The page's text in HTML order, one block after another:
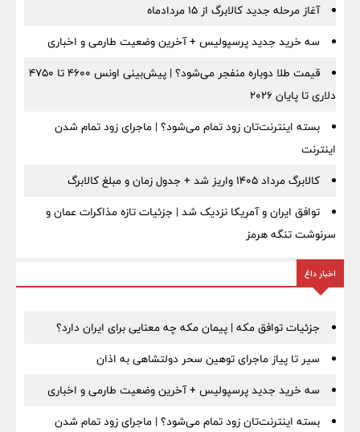
آغاز مرحله جدید کالابرگ از ۱۵ مردادماه
سه خرید جدید پرسپولیس + آخرین وضعیت طارمی و اخباری
قیمت طلا دوباره منفجر می‌شود؟ | پیش‌بینی اونس ۴۶۰۰ تا ۴۷۵۰
دلاری تا پایان ۲۰۲۶
بسته اینترنت‌تان زود تمام می‌شود؟ | ماجرای زود تمام شدن
اینترنت
کالابرگ مرداد ۱۴۰۵ واریز شد + جدول زمان و مبلغ کالابرگ
توافق ایران و آمریکا نزدیک شد | جزئیات تازه مذاکرات عمان و
سرنوشت تنگه هرمز
اخبار داغ
جزئیات توافق مکه | پیمان مکه چه معنایی برای ایران دارد؟
سیر تا پیاز ماجرای توهین سحر دولتشاهی به اذان
سه خرید جدید پرسپولیس + آخرین وضعیت طارمی و اخباری
بسته اینترنت‌تان زود تمام می‌شود؟ | ماجرای زود تمام شدن